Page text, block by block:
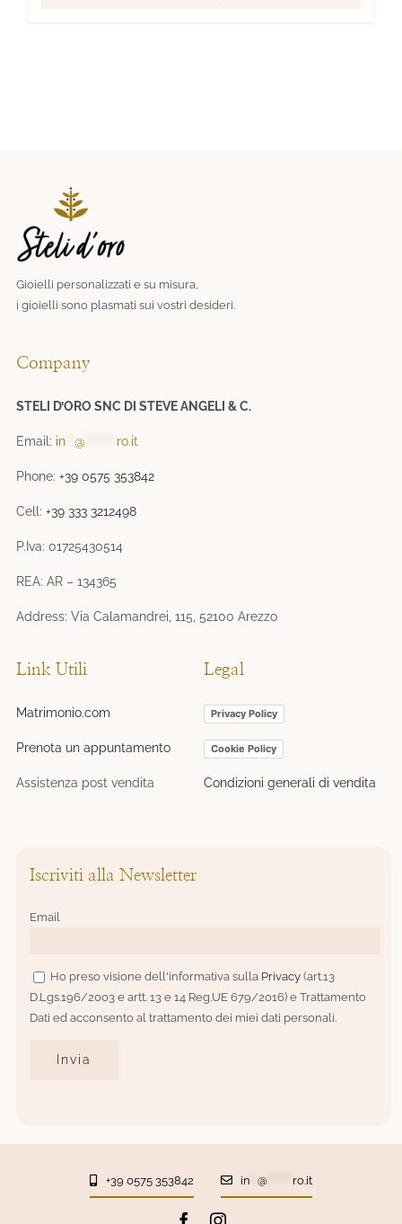
Gioielli personalizzati e su misura,
i gioielli sono plasmati sui vostri desideri.​
Company
STELI D’ORO SNC DI STEVE ANGELI & C.
Email: in **@ ro.it
Phone:+39 0575 353842
Cell:+39 333 3212498
P.Iva: 01725430514
REA: AR – 134365
Address: Via Calamandrei, 115, 52100 Arezzo
Link Utili
Matrimonio.com
Prenota un appuntamento
Assistenza post vendita
Legal
Privacy Policy
Cookie Policy
Condizioni generali di vendita
Iscriviti alla Newsletter
Email
Ho preso visione dell'informativa sulla Privacy (art.13
D.Lgs.196/2003 e artt. 13 e 14 Reg.UE 679/2016) e Trattamento
Dati ed acconsento al trattamento dei miei dati personali.
+39 0575 353842 in @******* ro.it